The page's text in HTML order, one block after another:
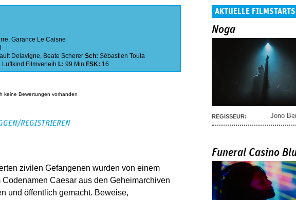
, Garance Le Caisne
Delavigne, Beate Scherer Sch: Sébastien Touta
Luftkind Filmverleih L: 99 Min FSK: 16
keine Bewertungen vorhanden
REGISTRIEREN
zivilen Gefangenen wurden von einem
Caesar aus den Geheimarchiven
und öffentlich gemacht. Beweise,
AKTUELLE FILMSTARTS
Noga
REGISSEUR: Jono
Funeral Casino